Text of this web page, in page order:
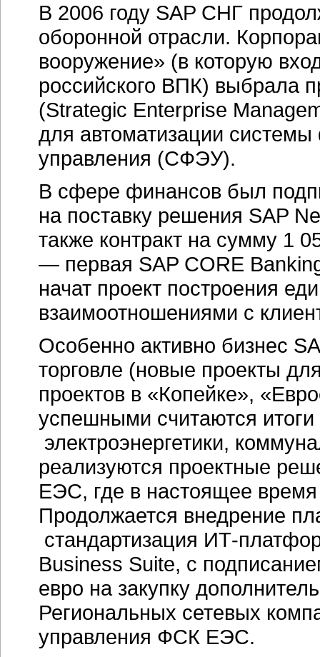
В 2006 году SAP СНГ
оборонной отрасли.
вооружение» (в которую
российского ВПК) выбрала
(Strategic Enterprise
для автоматизации
управления (СФЭУ).
В сфере финансов был
на поставку решения SAP
также контракт на сумму 1
— первая SAP CORE
начат проект построения
взаимоотношениями с
Особенно активно бизнес
торговле (новые проекты
проектов в «Копейке»,
успешными считаются
электроэнергетики,
реализуются проектные
ЕЭС, где в настоящее
Продолжается внедрение
стандартизация ИТ-
Business Suite, с
евро на закупку
Региональных сетевых
управления ФСК ЕЭС.